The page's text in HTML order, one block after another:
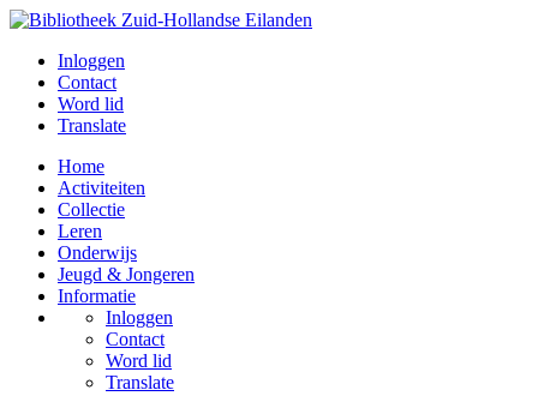
Inloggen
Contact
Word lid
Translate
Home
Activiteiten
Collectie
Leren
Onderwijs
Jeugd & Jongeren
Informatie
Inloggen
Contact
Word lid
Translate